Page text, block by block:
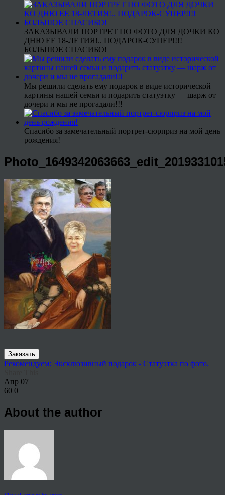
ЗАКАЗЫВАЛИ ПОРТРЕТ ПО ФОТО ДЛЯ ДОЧКИ КО
ДНЮ ЕЕ 18-ЛЕТИЯ!.. ПОДАРОК-СУПЕР!!!!
БОЛЬШОЕ СПАСИБО!
Мы решили сделать ему подарок в виде исторической
картины нашей семьи и подарить статуэтку — шарж от
дочери и мы не прогадали!!!
Спасибо за замечательный портрет-сюрприз на мой день
рождения!
Заказать
Рекомендуем: Эксклюзивный подарок - Статуэтка по фото.
Апр 07
60 0
About the author